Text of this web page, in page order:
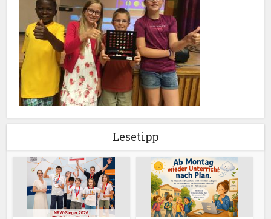
Lesetipp